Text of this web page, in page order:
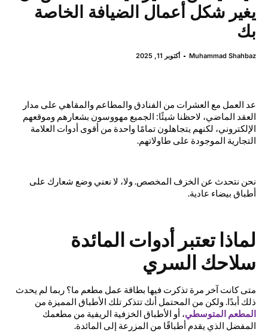
يغير شكل أعمال الضيافة الخاصة
بك
Muhammad Shahbaz أكتوبر 11, 2025
عد العمل مع العشرات من الفنادق والمطاعم والمقاهي على مدار
العقد الماضي، لاحظنا شيئًا: الجميع مهووسون بشعارهم وموقعهم
الإلكتروني، لكنهم يتجاهلون تمامًا واحدة من أقوى أدوات العلامة
التجارية الموجودة على طاولاتهم.
نحن نتحدث عن الخزف المخصص. ولا، لا نعني وضع شعارك على
أطباق بيضاء عادية.
لماذا تعتبر أدوات المائدة
سلاحك السري
متى كانت آخر مرة تذكرت فيها بطاقة عمل مطعم ما؟ ربما لم يحدث
ذلك أبدًا. ولكن من المحتمل أنك تتذكر تلك الأطباق المميزة من
المطعم المتوسطي، أو الأطباق الخزفية الريفية من مطعمك
المفضل الذي يقدم أطباقًا من المزرعة إلى المائدة.